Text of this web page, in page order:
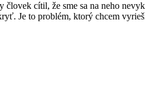
cítil, že sme sa na neho
Je to problém, ktorý chcem